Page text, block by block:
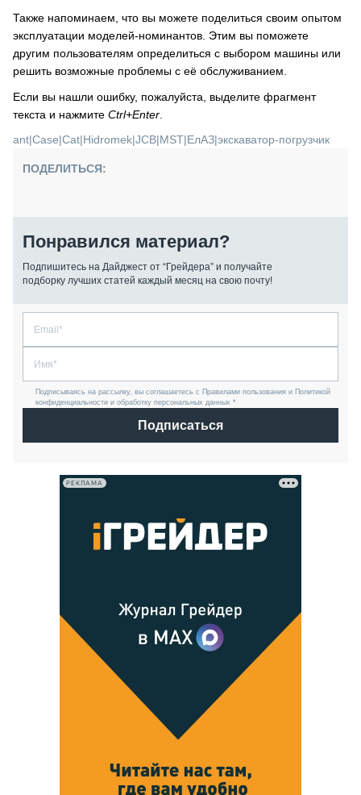
Также напоминаем, что вы можете поделиться своим опытом
эксплуатации моделей-номинантов. Этим вы поможете
другим пользователям определиться с выбором машины или
решить возможные проблемы с её обслуживанием.
Если вы нашли ошибку, пожалуйста, выделите фрагмент
текста и нажмите Ctrl+Enter
ant|Case|Cat|Hidromek|JCB|MST|ЕлАЗ|экскаватор-погрузчик
ПОДЕЛИТЬСЯ:
Понравился материал?
Подпишитесь на Дайджест от “Грейдера” и получайте
подборку лучших статей каждый месяц на свою почту!
Подписываясь на рассылку, вы соглашаетесь с Правилами пользования и Политикой
конфиденциальности и обработку персональных данных *
Подписаться
РЕКЛАМА